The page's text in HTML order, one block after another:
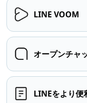
LINE VOOM
オープンチャ
LINEをより便